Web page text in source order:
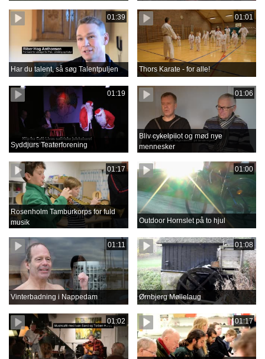
01:39
Har du talent, så søg Talentpuljen
01:01
Thors Karate - for alle!
01:19
Syddjurs Teaterforening
01:06
Bliv cykelpilot og mød nye
mennesker
01:17
Rosenholm Tamburkorps for fuld
musik
01:00
Outdoor Hornslet på to hjul
01:11
Vinterbadning i Nappedam
01:08
Ørnbjerg Møllelaug
01:02 01:17